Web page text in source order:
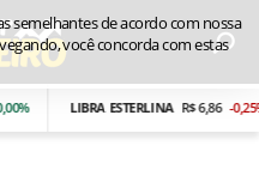
LIBRA ESTERLINA R$ 6,86 -0,25%
semelhantes de acordo com nossa
você concorda com estas